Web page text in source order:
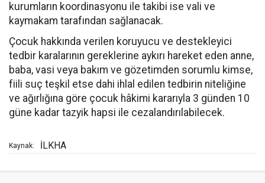
kurumların koordinasyonu ile takibi ise vali ve
kaymakam tarafından sağlanacak.
Çocuk hakkında verilen koruyucu ve destekleyici
tedbir karalarının gereklerine aykırı hareket eden anne,
baba, vasi veya bakım ve gözetimden sorumlu kimse,
fiili suç teşkil etse dahi ihlal edilen tedbirin niteliğine
ve ağırlığına göre çocuk hâkimi kararıyla 3 günden 10
güne kadar tazyik hapsi ile cezalandırılabilecek.
Kaynak: İLKHA